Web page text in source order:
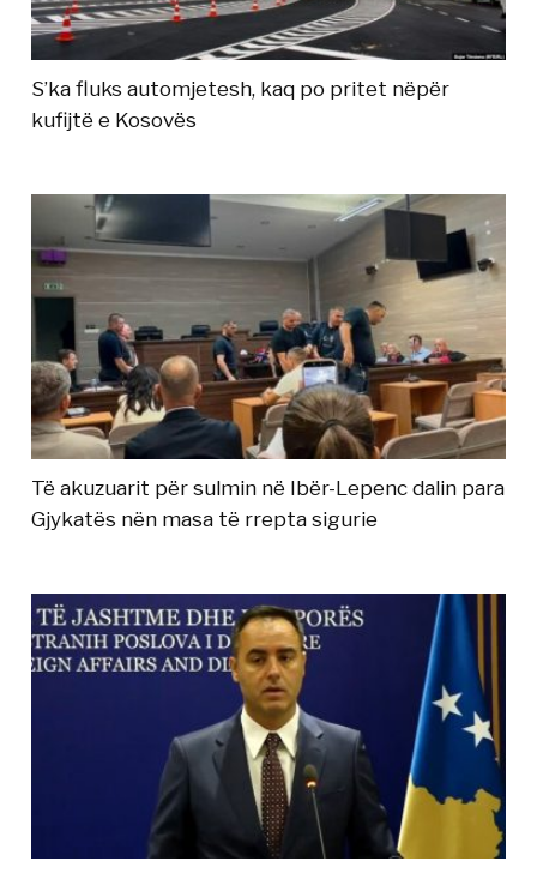
S’ka fluks automjetesh, kaq po pritet nëpër
kufijtë e Kosovës
Të akuzuarit për sulmin në Ibër-Lepenc dalin para
Gjykatës nën masa të rrepta sigurie